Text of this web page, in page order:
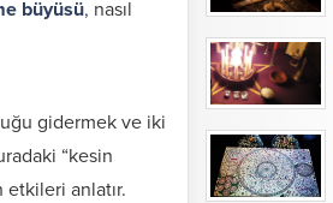
büyüsü, nasıl
gidermek ve iki
“kesin
etkileri anlatır.